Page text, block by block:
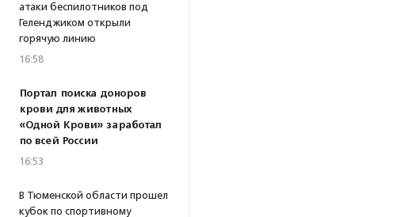
атаки беспилотников под
Геленджиком открыли
горячую линию
16:58
Портал поиска доноров
крови для животных
«Одной Крови» заработал
по всей России
16:53
В Тюменской области прошел
кубок по спортивному